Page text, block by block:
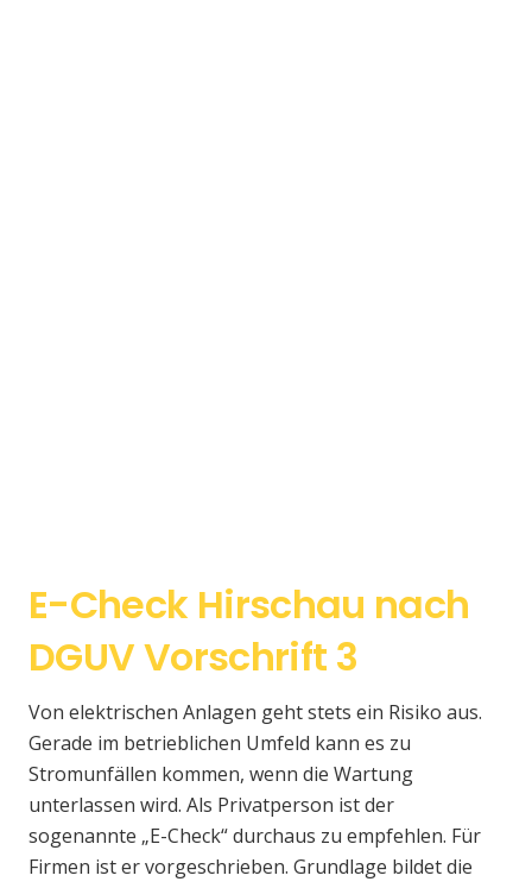
E-Check Hirschau nach
DGUV Vorschrift 3
Von elektrischen Anlagen geht stets ein Risiko aus.
Gerade im betrieblichen Umfeld kann es zu
Stromunfällen kommen, wenn die Wartung
unterlassen wird. Als Privatperson ist der
sogenannte „E-Check“ durchaus zu empfehlen. Für
Firmen ist er vorgeschrieben. Grundlage bildet die